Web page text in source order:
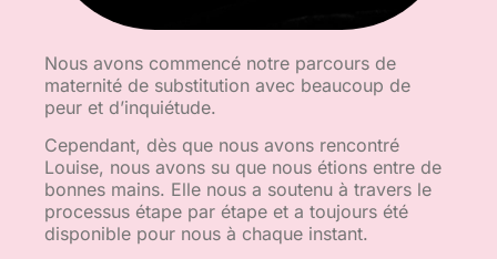
Nous avons commencé notre parcours de
maternité de substitution avec beaucoup de
peur et d’inquiétude.
Cependant, dès que nous avons rencontré
Louise, nous avons su que nous étions entre de
bonnes mains. Elle nous a soutenu à travers le
processus étape par étape et a toujours été
disponible pour nous à chaque instant.